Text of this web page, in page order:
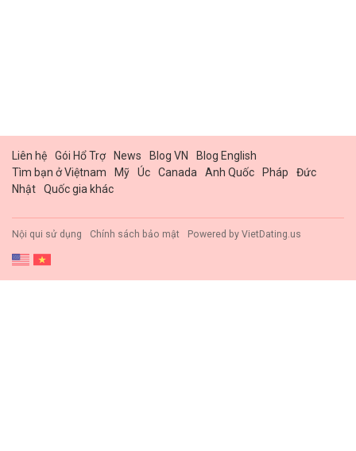
Liên hệ Gói Hổ Trợ News Blog VN
Blog English
Tìm bạn ở Việtnam
Mỹ Úc Canada Anh Quốc Pháp
Đức
Nhật
Quốc gia khác
Nội qui sử dụng Chính sách bảo mật Powered by VietDating.us